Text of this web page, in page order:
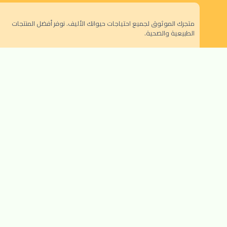
متجرك الموثوق لجميع احتياجات حيوانك الأليف. نوفر أفضل المنتجات
الطبيعية والصحية.